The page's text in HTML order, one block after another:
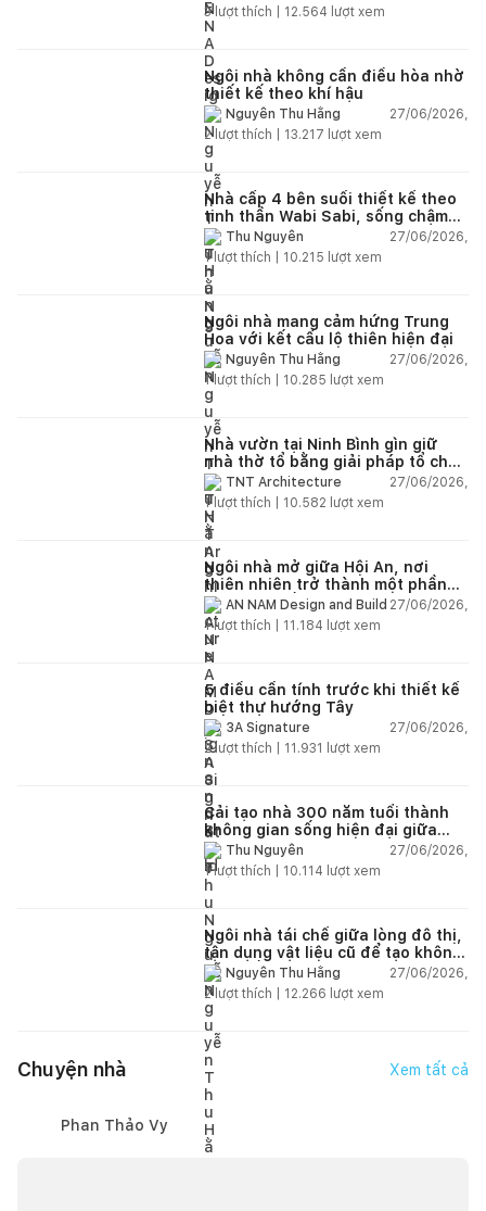
nhiên
3lượt thích | 12.564 lượt xem
Ngôi nhà không cần điều hòa nhờ
thiết kế theo khí hậu
Nguyễn Thu Hằng
27/06/2026,
2lượt thích | 13.217 lượt xem
Nhà cấp 4 bên suối thiết kế theo
tinh thần Wabi Sabi, sống chậm
giữa thiên nhiên
Thu Nguyễn
27/06/2026,
1lượt thích | 10.215 lượt xem
Ngôi nhà mang cảm hứng Trung
Hoa với kết cấu lộ thiên hiện đại
Nguyễn Thu Hằng
27/06/2026,
1lượt thích | 10.285 lượt xem
Nhà vườn tại Ninh Bình gìn giữ
nhà thờ tổ bằng giải pháp tổ chức
lại không gian
TNT Architecture
27/06/2026,
1lượt thích | 10.582 lượt xem
Ngôi nhà mở giữa Hội An, nơi
thiên nhiên trở thành một phần
của cuộc sống
AN NAM Design and Build 27/06/2026,
1lượt thích | 11.184 lượt xem
5 điều cần tính trước khi thiết kế
biệt thự hướng Tây
3A Signature
27/06/2026,
2lượt thích | 11.931 lượt xem
Cải tạo nhà 300 năm tuổi thành
không gian sống hiện đại giữa
thiên nhiên
Thu Nguyễn
27/06/2026,
1lượt thích | 10.114 lượt xem
Ngôi nhà tái chế giữa lòng đô thị,
tận dụng vật liệu cũ để tạo không
gian sống linh hoạt
Nguyễn Thu Hằng
27/06/2026,
2lượt thích | 12.266 lượt xem
Chuyện nhà Xem tất cả
Phan Thảo Vy